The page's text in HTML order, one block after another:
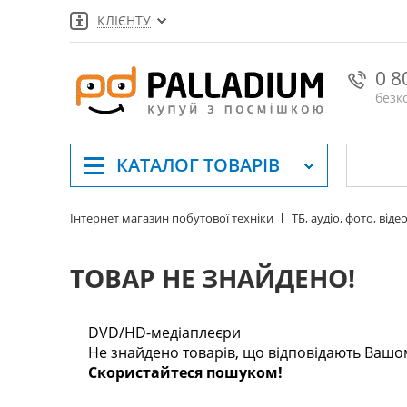
КЛІЄНТУ
0
КАТАЛОГТОВАРІВ
Інтернет магазин побутової техніки ТБ, аудіо, фото,
ТОВАР НЕ ЗНАЙДЕНО!
DVD/HD-медіаплеєри
Не знайдено товарів, що відповідають
Скористайтеся пошуком!